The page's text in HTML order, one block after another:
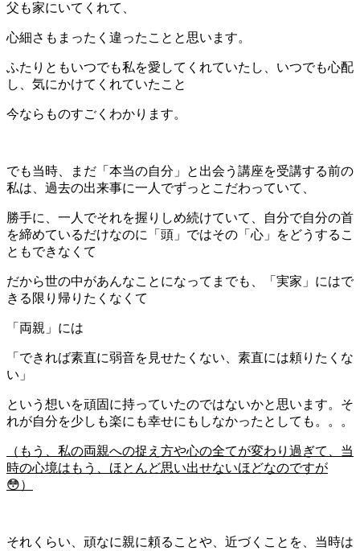
父も家にいてくれて、
心細さもまったく違ったことと思います。
ふたりともいつでも私を愛してくれていたし、いつでも心配
し、気にかけてくれていたこと
今ならものすごくわかります。
でも当時、まだ「本当の自分」と出会う講座を受講する前の
私は、過去の出来事に一人でずっとこだわっていて、
勝手に、一人でそれを握りしめ続けていて、自分で自分の首
を締めているだけなのに「頭」ではその「心」をどうするこ
ともできなくて
だから世の中があんなことになってまでも、「実家」にはで
きる限り帰りたくなくて
「両親」には
「できれば素直に弱音を見せたくない、素直には頼りたくな
い」
という想いを頑固に持っていたのではないかと思います。そ
れが自分を少しも楽にも幸せにもしなかったとしても。。。
（もう、私の両親への捉え方や心の全てが変わり過ぎて、当
時の心境はもう、ほとんど思い出せないほどなのですが
😳）
それくらい、頑なに親に頼ることや、近づくことを、当時は